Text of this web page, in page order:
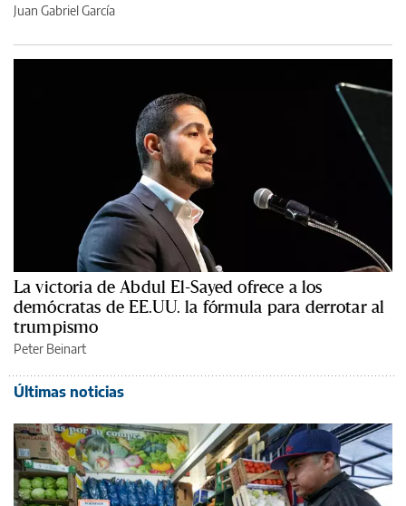
Juan Gabriel García
La victoria de Abdul El-Sayed ofrece a los
demócratas de EE.UU. la fórmula para derrotar al
trumpismo
Peter Beinart
Últimas noticias